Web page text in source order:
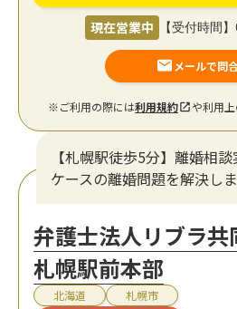
現在営業中 【受付時間
メールで問
※ご利用の際には利用規約 や利用
【札幌駅徒歩5分】離婚相
ケースの離婚問題を解決し
弁護士法人リブラ
札幌駅前本部
北海道 札幌市